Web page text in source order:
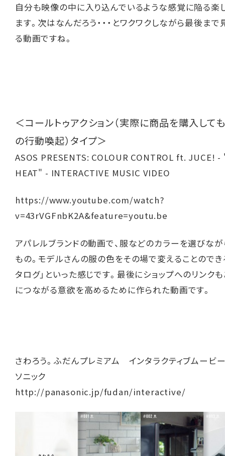
自分も映像の中に入り込んでいるような感覚に陥る楽
ます。次はなんだろう・・・とワクワクしながら最後ま
る動画ですね。
＜コールトゥアクション（実際に商品を購入して
の行動喚起）タイプ＞
ASOS PRESENTS: COLOUR CONTROL ft. JUCE!
HEAT" - INTERACTIVE MUSIC VIDEO
https://www.youtube.com/watch?
v=43rVGFnbK2A&feature=youtu.be
アパレルブランドの動画で、服などのカラーを選びな
もの。モデルさんの服の色をその場で変えることのでき
タログ」といった感じです。最後にショップへのリンク
につながる意欲を高めるために作られた動画です。
さわろう。ふだんプレミアム インタラクティブム
ソニック
http://panasonic.jp/fudan/interactive/